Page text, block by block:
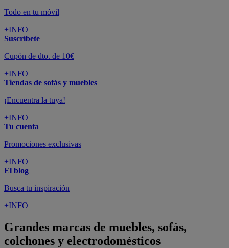
Todo en tu móvil
+INFO
Suscríbete
Cupón de dto. de 10€
+INFO
Tiendas de sofás y muebles
¡Encuentra la tuya!
+INFO
Tu cuenta
Promociones exclusivas
+INFO
El blog
Busca tu inspiración
+INFO
Grandes marcas de muebles, sofás,
colchones y electrodomésticos